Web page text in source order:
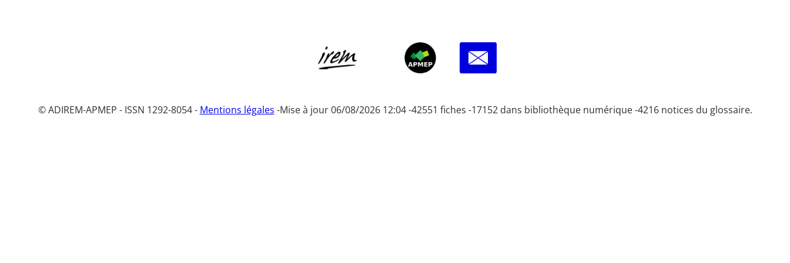
© ADIREM-APMEP - ISSN 1292-8054 - Mentions légales -Mise à jour 06/08/2026 12:04 -42551 fiches -17152 dans bibliothèque numérique -4216 notices du glossaire.